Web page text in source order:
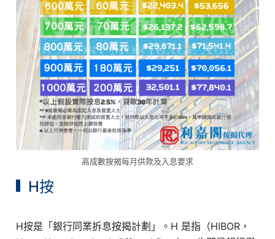
高成數按揭每月供款及入息要求
H按
H按是「銀行同業拆息按揭計劃」。H 是指（HIBOR，